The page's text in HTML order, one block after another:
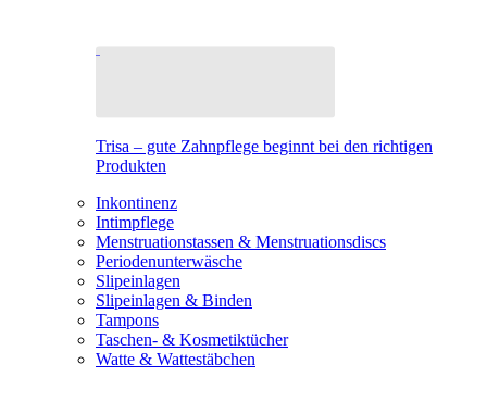
Trisa – gute Zahnpflege beginnt bei den richtigen
Produkten
Inkontinenz
Intimpflege
Menstruationstassen & Menstruationsdiscs
Periodenunterwäsche
Slipeinlagen
Slipeinlagen & Binden
Tampons
Taschen- & Kosmetiktücher
Watte & Wattestäbchen